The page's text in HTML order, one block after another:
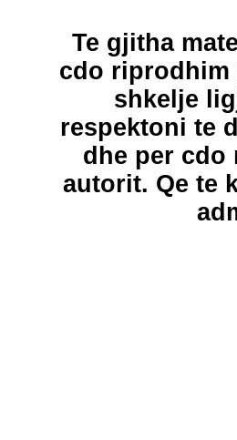
Te gjitha
cdo riprodhim
shkelje
respektoni te
dhe per cdo
autorit. Qe te